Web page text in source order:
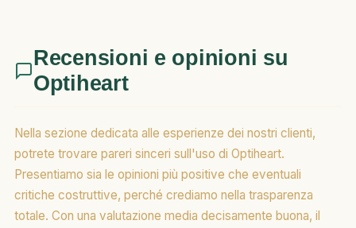
Recensioni e opinioni su
Optiheart
Nella sezione dedicata alle esperienze dei nostri clienti,
potrete trovare pareri sinceri sull'uso di Optiheart.
Presentiamo sia le opinioni più positive che eventuali
critiche costruttive, perché crediamo nella trasparenza
totale. Con una valutazione media decisamente buona, il